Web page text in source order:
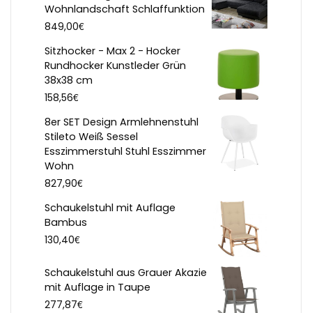
Wohnlandschaft Schlaffunktion
849,00€
Sitzhocker - Max 2 - Hocker
Rundhocker Kunstleder Grün
38x38 cm
158,56€
8er SET Design Armlehnenstuhl
Stileto Weiß Sessel
Esszimmerstuhl Stuhl Esszimmer
Wohn
827,90€
Schaukelstuhl mit Auflage
Bambus
130,40€
Schaukelstuhl aus Grauer Akazie
mit Auflage in Taupe
277,87€